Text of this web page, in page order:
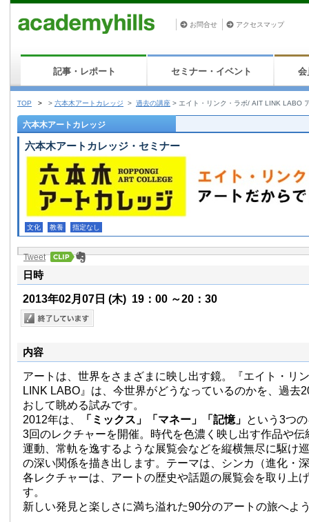
お問合せ アクセスマップ
記事・レポート セミナー・イベント 会
TOP > > 六本木アートカレッジ > 過去の講座 > エイト・リンク・ラボ/ AIT LINK LABO
六本木アートカレッジ
六本木アートカレッジ・セミナー
文化 教養 指定なし
Tweet
日時
2013年02月07日 (木) 19：00 ～20：30
内容
アートは、世界をさまざまに映し出す鏡。『エイト・リ
LINK LABO』は、今世界がどうなっているのかを、過去
おして眺める試みです。
2012年は、
「ミックス」「マネー」「記憶」 という3つ
3回のレクチャーを開催。時代を色濃く映し出す作品や伝
運動、常軌を逸するような展覧会などを縦横無尽に駆け
の深い関係を描き出します。テーマは、シンカ（進化・
各レクチャーは、アートの歴史や話題の展覧会を取り上
す。
新しい発見と楽しさに満ち溢れた90分のアートの旅へよ